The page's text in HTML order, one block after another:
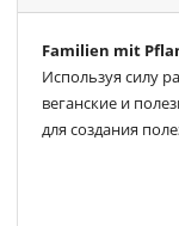
Familien mit
Используя силу
веганские и
для создания